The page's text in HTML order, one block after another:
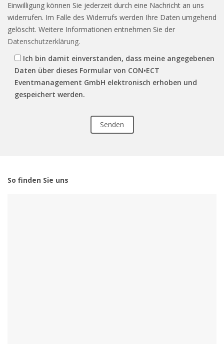
Einwilligung können Sie jederzeit durch eine Nachricht an uns
widerrufen. Im Falle des Widerrufs werden Ihre Daten umgehend
gelöscht. Weitere Informationen entnehmen Sie der
Datenschutzerklärung.
Ich bin damit einverstanden, dass meine angegebenen
Daten über dieses Formular von CON•ECT
Eventmanagement GmbH elektronisch erhoben und
gespeichert werden.
So finden Sie uns